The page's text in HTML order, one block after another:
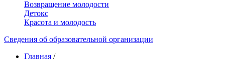
Возвращение молодости
Детокс
Красота и молодость
Сведения об образовательной организации
Главная /